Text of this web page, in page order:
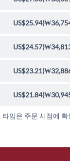
US$25.94(
US$24.57(
US$23.21(
US$21.84(
타임은 주문 시점에